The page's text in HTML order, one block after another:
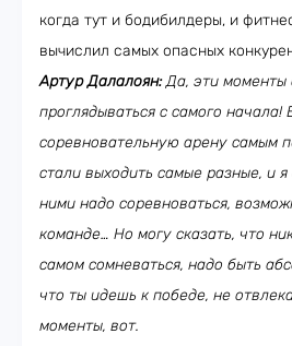
когда тут и бодибилдеры, и
вычислил самых опасных
Артур Далалоян:Да, эти моменты
проглядываться с самого
соревновательную арену самым
стали выходить самые разные, и
ними надо соревноваться,
команде… Но могу сказать, что
самом сомневаться, надо быть
что ты идешь к победе, не
моменты, вот.